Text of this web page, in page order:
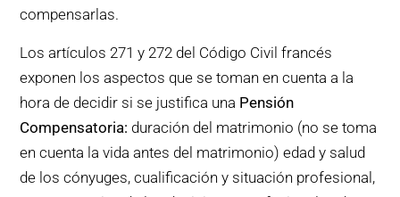
compensarlas.
Los artículos 271 y 272 del Código Civil francés
exponen los aspectos que se toman en cuenta a la
hora de decidir si se justifica una Pensión
Compensatoria: duración del matrimonio (no se toma
en cuenta la vida antes del matrimonio) edad y salud
de los cónyuges, cualificación y situación profesional,